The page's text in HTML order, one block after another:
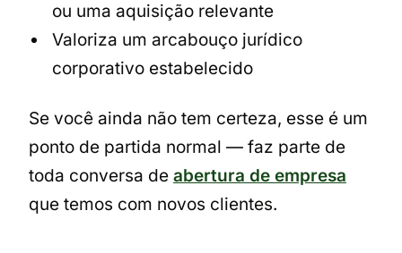
ou uma aquisição relevante
Valoriza um arcabouço jurídico
corporativo estabelecido
Se você ainda não tem certeza, esse é um
ponto de partida normal — faz parte de
toda conversa de abertura de empresa
que temos com novos clientes.